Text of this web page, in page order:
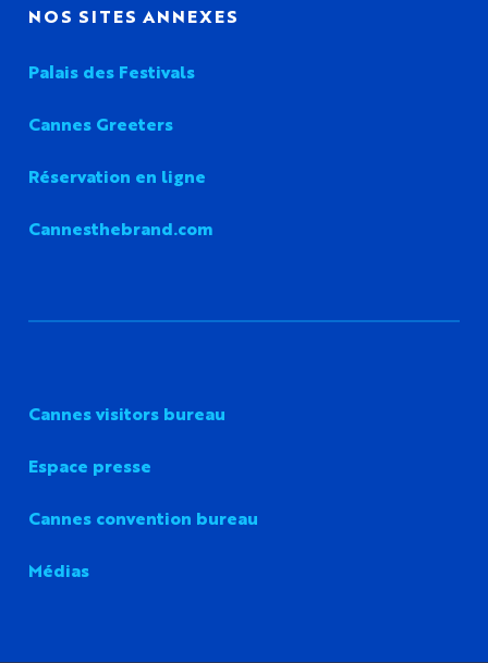
NOS SITES ANNEXES
Palais des Festivals
Cannes Greeters
Réservation en ligne
Cannesthebrand.com
Cannes visitors bureau
Espace presse
Cannes convention bureau
Médias